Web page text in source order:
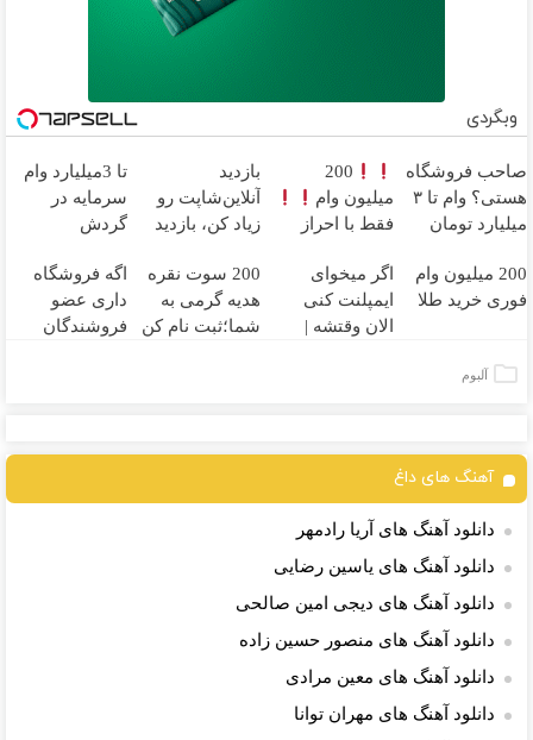
وبگردی
صاحب فروشگاه
هستی؟ وام تا ۳
میلیارد تومان
200
میلیون وام
فقط با احراز
بازدید
آنلاین‌شاپت رو
زیاد کن، بازدید
بیشتر
تا 3میلیارد وام
سرمایه در
گردش
فروشگاهت رو
ثبت کن
200 میلیون وام
فوری خرید طلا
اگر میخوای
ایمپلنت کنی
الان وقتشه |
200 سوت نقره
هدیه گرمی به
شما؛ثبت نام کن
اگه فروشگاه
داری عضو
فروشندگان
آلبوم
آهنگ های داغ
دانلود آهنگ های آریا رادمهر
دانلود آهنگ های یاسین رضایی
دانلود آهنگ های دیجی امین صالحی
دانلود آهنگ های منصور حسین زاده
دانلود آهنگ های معین مرادی
دانلود آهنگ های مهران توانا